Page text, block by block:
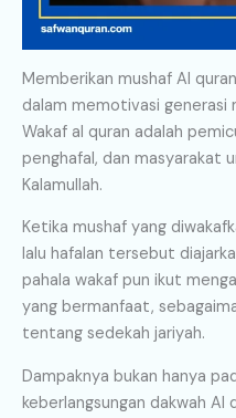
Memberikan mushaf Al
dalam memotivasi generasi
Wakaf al quran adalah
penghafal, dan masyarakat
Kalamullah.
Ketika mushaf yang
lalu hafalan tersebut
pahala wakaf pun ikut
yang bermanfaat,
tentang sedekah jariyah.
Dampaknya bukan hanya
keberlangsungan dakwah Al